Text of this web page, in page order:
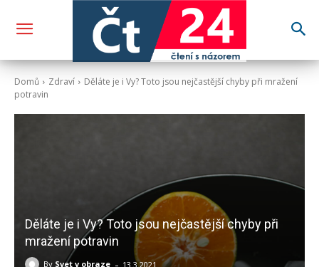
Domů Zdraví
Děláte je i Vy? Toto jsou nejčastější chyby při mražení
potravin
Děláte je i Vy? Toto jsou nejčastější chyby při
mražení potravin
By Svet v obraze - 13.3.2021